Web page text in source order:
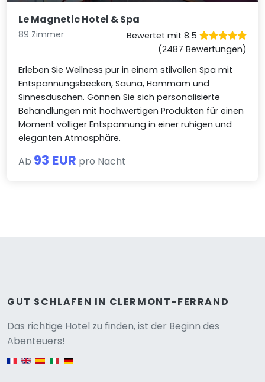
Le Magnetic Hotel & Spa
89 Zimmer
Bewertet mit 8.5
(2487 Bewertungen)
Erleben Sie Wellness pur in einem stilvollen Spa mit
Entspannungsbecken, Sauna, Hammam und
Sinnesduschen. Gönnen Sie sich personalisierte
Behandlungen mit hochwertigen Produkten für einen
Moment völliger Entspannung in einer ruhigen und
eleganten Atmosphäre.
Ab 93 EUR pro Nacht
GUT SCHLAFEN IN CLERMONT-FERRAND
Das richtige Hotel zu finden, ist der Beginn des
Abenteuers!